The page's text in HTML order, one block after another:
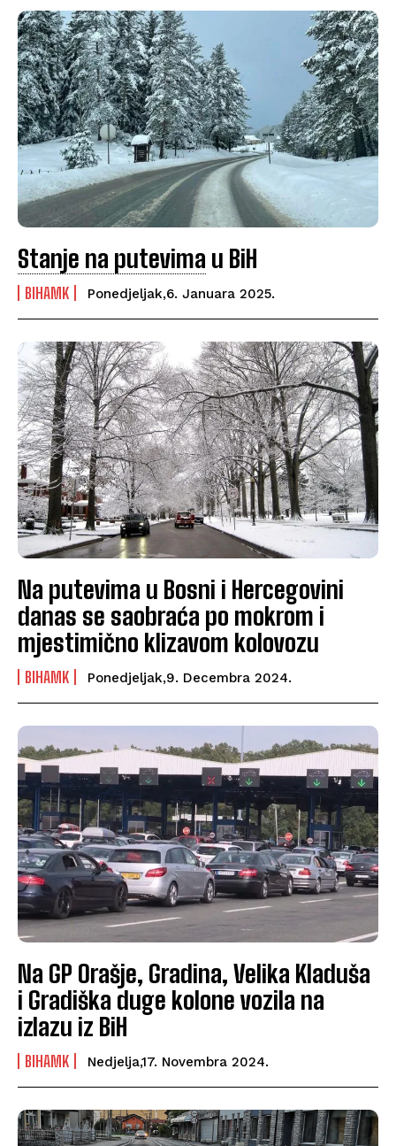
Stanje na putevima u BiH
BIHAMK Ponedjeljak,6. Januara 2025.
Na putevima u Bosni i Hercegovini
danas se saobraća po mokrom i
mjestimično klizavom kolovozu
BIHAMK Ponedjeljak,9. Decembra 2024.
Na GP Orašje, Gradina, Velika Kladuša
i Gradiška duge kolone vozila na
izlazu iz BiH
BIHAMK Nedjelja,17. Novembra 2024.